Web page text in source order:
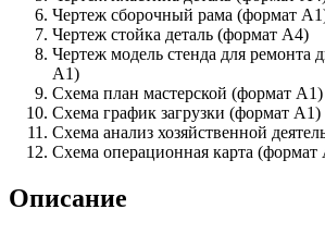
Чертеж сборочный рама (формат
Чертеж стойка деталь (формат А4)
Чертеж модель стенда для ремонта
А1)
Схема план мастерской (формат А1)
Схема график загрузки (формат А1)
Схема анализ хозяйственной
Схема операционная карта (формат
Описание